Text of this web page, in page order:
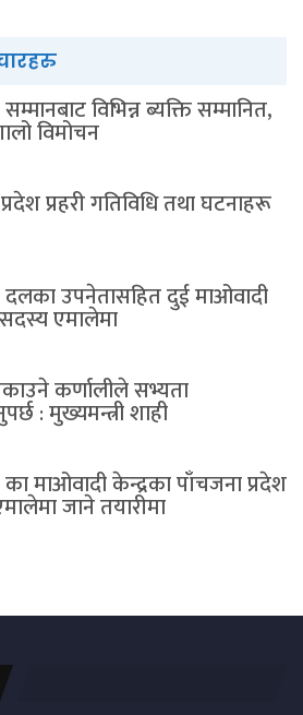
विभिन्न ब्यक्ति सम्मानित,
विमोचन
प्रहरी गतिविधि तथा घटनाहरू
उपनेतासहित दुई माओवादी
एमालेमा
कर्णालीले सभ्यता
: मुख्यमन्त्री शाही
माओवादी केन्द्रका पाँचजना प्रदेश
जाने तयारीमा